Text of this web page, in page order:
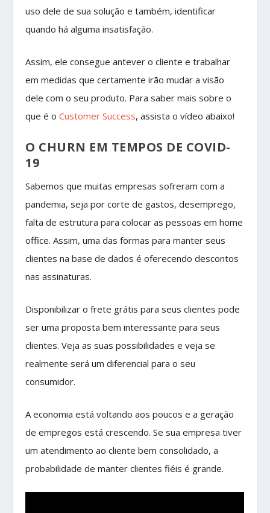
uso dele de sua solução e também, identificar
quando há alguma insatisfação.
Assim, ele consegue antever o cliente e trabalhar
em medidas que certamente irão mudar a visão
dele com o seu produto. Para saber mais sobre o
que é oCustomer Success, assista o vídeo abaixo!
O CHURN EM TEMPOS DE COVID-
19
Sabemos que muitas empresas sofreram com a
pandemia, seja por corte de gastos, desemprego,
falta de estrutura para colocar as pessoas em home
office. Assim, uma das formas para manter seus
clientes na base de dados é oferecendo descontos
nas assinaturas.
Disponibilizar o frete grátis para seus clientes pode
ser uma proposta bem interessante para seus
clientes. Veja as suas possibilidades e veja se
realmente será um diferencial para o seu
consumidor.
A economia está voltando aos poucos e a geração
de empregos está crescendo. Se sua empresa tiver
um atendimento ao cliente bem consolidado, a
probabilidade de manter clientes fiéis é grande.